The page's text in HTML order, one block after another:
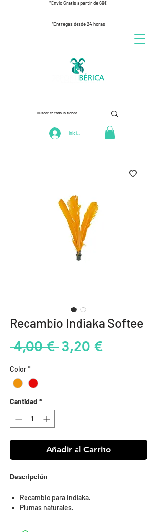
*Envío Gratis a partir de 69€
*Entregas desde 24 horas
Iniciar Sesión
Recambio Indiaka Softee
4,00 € Precio
3,20 €Precio
Color *
Cantidad *
Añadir al Carrito
Descripción
Recambio para indiaka.
Plumas naturales.